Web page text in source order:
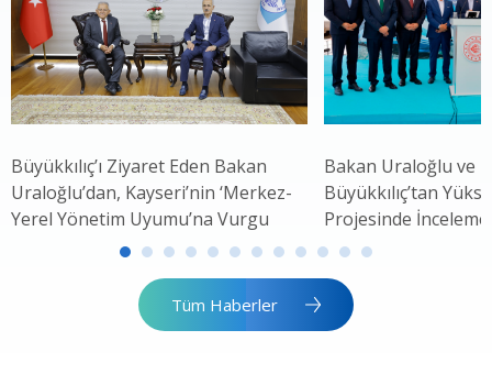
Büyükkılıç’ı Ziyaret Eden Bakan
Uraloğlu’dan, Kayseri’nin ‘Merkez-
Yerel Yönetim Uyumu’na Vurgu
Bakan Uraloğlu ve
Büyükkılıç’tan
Projesinde İnceleme
Tüm Haberler